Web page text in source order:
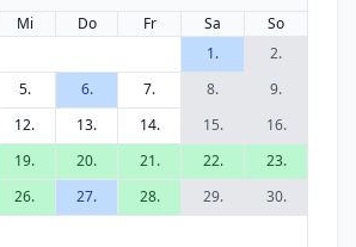
Mi Do Fr Sa
So
1.
2.
5. 6. 7. 8.
9.
12. 13. 14. 15.
16.
19. 20. 21. 22.
23.
26. 27. 28. 29.
30.